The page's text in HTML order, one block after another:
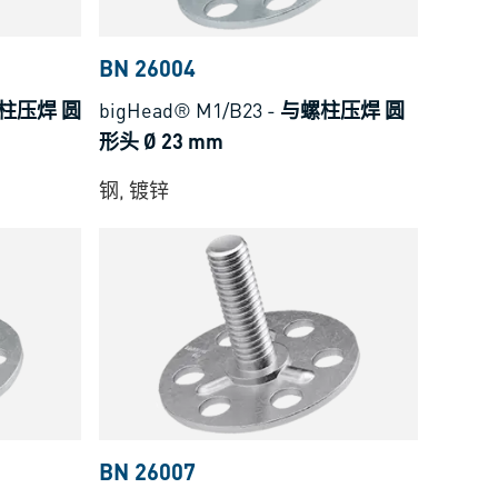
压焊 圆
BN 26004
bigHead® M1/B23 - 与螺柱压焊 圆
形头 Ø 23 mm
钢, 镀锌
BN 26007